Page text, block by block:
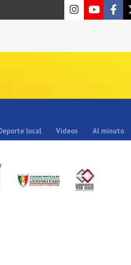
local Videos Al minuto